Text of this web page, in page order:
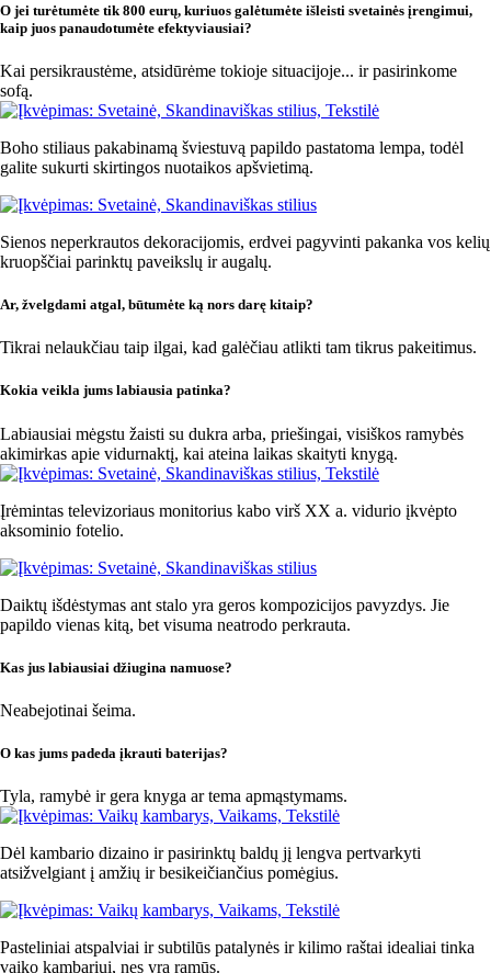
O jei turėtumėte tik 800 eurų, kuriuos galėtumėte išleisti svetainės įrengimui,
kaip juos panaudotumėte efektyviausiai?
Kai persikraustėme, atsidūrėme tokioje situacijoje... ir pasirinkome
sofą.
Boho stiliaus pakabinamą šviestuvą papildo pastatoma lempa, todėl
galite sukurti skirtingos nuotaikos apšvietimą.
Sienos neperkrautos dekoracijomis, erdvei pagyvinti pakanka vos kelių
kruopščiai parinktų paveikslų ir augalų.
Ar, žvelgdami atgal, būtumėte ką nors darę kitaip?
Tikrai nelaukčiau taip ilgai, kad galėčiau atlikti tam tikrus pakeitimus.
Kokia veikla jums labiausia patinka?
Labiausiai mėgstu žaisti su dukra arba, priešingai, visiškos ramybės
akimirkas apie vidurnaktį, kai ateina laikas skaityti knygą.
Įrėmintas televizoriaus monitorius kabo virš XX a. vidurio įkvėpto
aksominio fotelio.
Daiktų išdėstymas ant stalo yra geros kompozicijos pavyzdys. Jie
papildo vienas kitą, bet visuma neatrodo perkrauta.
Kas jus labiausiai džiugina namuose?
Neabejotinai šeima.
O kas jums padeda įkrauti baterijas?
Tyla, ramybė ir gera knyga ar tema apmąstymams.
Dėl kambario dizaino ir pasirinktų baldų jį lengva pertvarkyti
atsižvelgiant į amžių ir besikeičiančius pomėgius.
Pasteliniai atspalviai ir subtilūs patalynės ir kilimo raštai idealiai tinka
vaiko kambariui, nes yra ramūs.